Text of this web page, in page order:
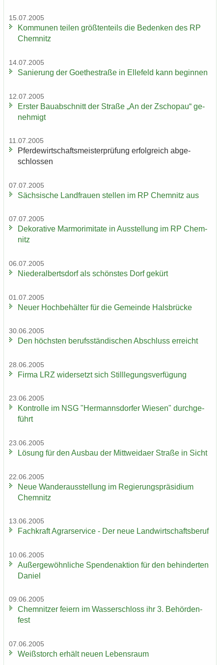
15.07.2005
Kom­mu­nen tei­len größ­ten­teils die Be­den­ken des RP
Chem­nitz
14.07.2005
Sa­nie­rung der Goe­the­stra­ße in El­le­feld kann be­gin­nen
12.07.2005
Ers­ter Bau­ab­schnitt der Stra­ße „An der Zscho­pau“ ge­
neh­migt
11.07.2005
Pfer­de­wirt­schafts­meis­ter­prü­fung er­folg­reich ab­ge­
schlos­sen
07.07.2005
Säch­si­sche Land­frau­en stel­len im RP Chem­nitz aus
07.07.2005
De­ko­ra­ti­ve Mar­mo­r­imi­ta­te in Aus­stel­lung im RP Chem­
nitz
06.07.2005
Nie­der­al­berts­dorf als schöns­tes Dorf ge­kürt
01.07.2005
Neuer Hoch­be­häl­ter für die Ge­mein­de Hals­brü­cke
30.06.2005
Den höchs­ten be­rufs­stän­di­schen Ab­schluss er­reicht
28.06.2005
Firma LRZ wi­der­setzt sich Still­le­gungs­ver­fü­gung
23.06.2005
Kon­trol­le im NSG "Her­manns­dor­fer Wie­sen" durch­ge­
führt
23.06.2005
Lö­sung für den Aus­bau der Mitt­wei­da­er Stra­ße in Sicht
22.06.2005
Neue Wan­der­aus­stel­lung im Re­gie­rungs­prä­si­di­um
Chem­nitz
13.06.2005
Fach­kraft Agrar­ser­vice - Der neue Land­wirt­schafts­be­ruf
10.06.2005
Au­ßer­ge­wöhn­li­che Spen­den­ak­ti­on für den be­hin­der­ten
Da­ni­el
09.06.2005
Chem­nit­zer fei­ern im Was­ser­schloss ihr 3. Be­hör­den­
fest
07.06.2005
Weiß­storch er­hält neuen Le­bens­raum